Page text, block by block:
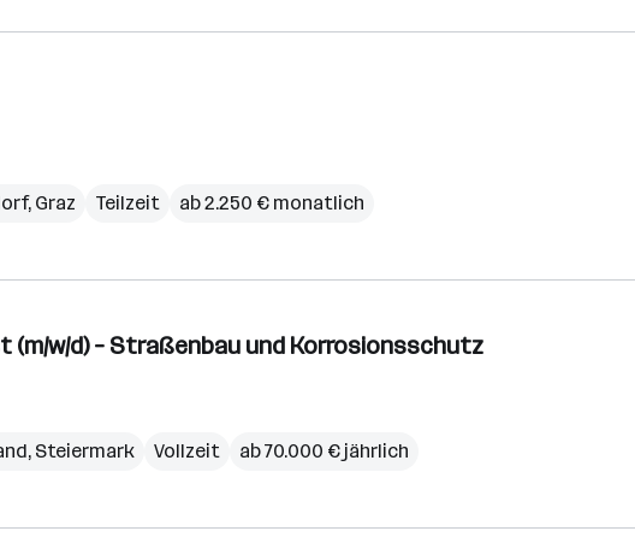
, Graz Teilzeit ab 2.250 € monatlich
(m/w/d) – Straßenbau und Korrosionsschutz
, Steiermark Vollzeit ab 70.000 € jährlich